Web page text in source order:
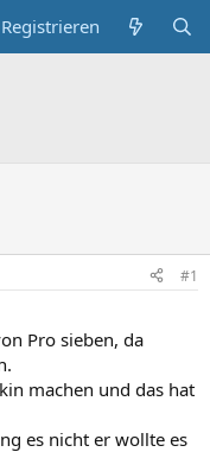
Registrieren
#1
Pro sieben, da
machen und das hat
es nicht er wollte es